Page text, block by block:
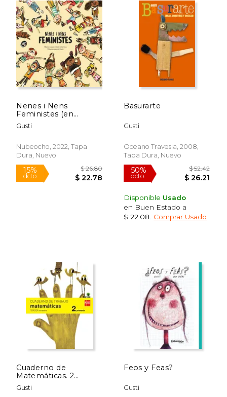
6%
Nenes i Nens
Feministes (en
Catalán)
Gusti
Nubeocho, 2022, Tapa
Dura, Nuevo
Basurarte
Gusti
Oceano Travesia, 2008,
Tapa Dura, Nuevo
Disponible Usado
en Buen Estado a
$ 22.08
Comprar Usado
Cuaderno de
Matemáticas. 2
Primaria, 3 Trimestre.
Savia -
Gusti
Feos y Feas?
Gusti